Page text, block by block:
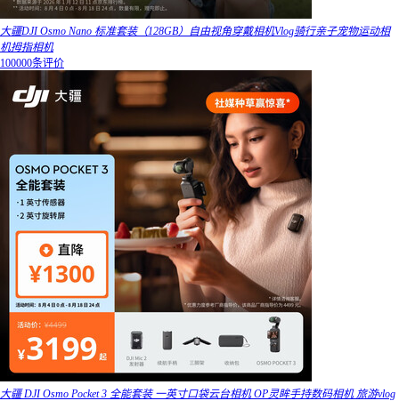
大疆DJI Osmo Nano 标准套装（128GB）自由视角穿戴相机Vlog骑行亲子宠物运动相
机拇指相机
100000条评价
大疆 DJI Osmo Pocket 3 全能套装 一英寸口袋云台相机 OP灵眸手持数码相机 旅游vlog